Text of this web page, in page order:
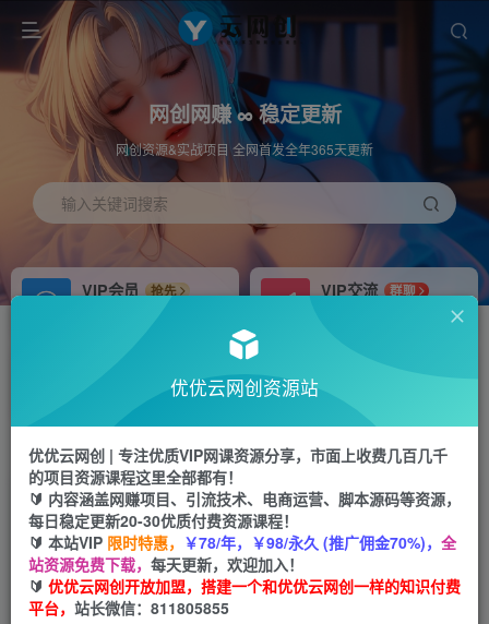
网创网赚 ∞ 稳定更新
网创资源&实战项目 全网首发全年365天更新
输入关键词搜索
VIP会员
抢先
免费下载全站资源
VIP交流
群聊
研究探讨更多创业项目路子。
站长V：hu91275
推荐
首页 福源网 正文
直播起号运营核心教学，打一类精准标签，做一级
有效数据
优优云网创
2年前发布
关注 私信
优优云网创资源站
优优云网创 | 专注优质VIP网课资源分享，市面上收费几百几千
的项目资源课程这里全部都有！
🔰 内容涵盖网赚项目、引流技术、电商运营、脚本源码等资源，
每日稳定更新20-30优质付费资源课程！
🔰 本站VIP 限时特惠， ￥78/年，￥98/永久 (推广佣金70%)， 全
站资源免费下载， 每天更新，欢迎加入！
🔰 优优云网创开放加盟，搭建一个和优优云网创一样的知识付费
平台， 站长微信：811805855